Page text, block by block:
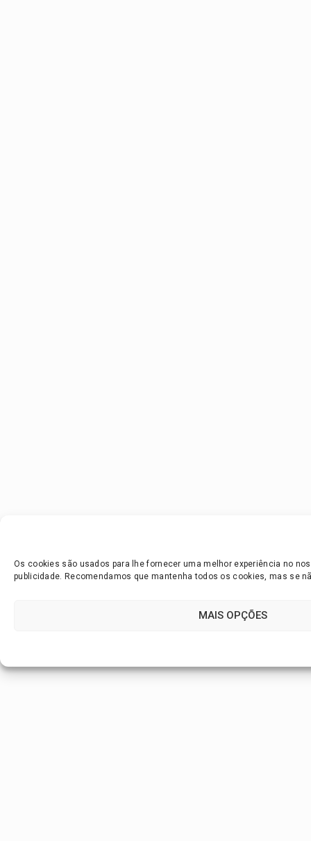
Os cookies são usados para lhe fornecer uma melhor experiência no
publicidade. Recomendamos que mantenha todos os cookies, mas se
MAIS OPÇÕES